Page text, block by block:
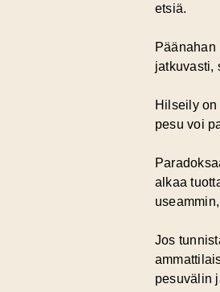
etsiä.
jatkuvasti,
Hilseily
pesu voi
alkaa
Jos
pesuvälin